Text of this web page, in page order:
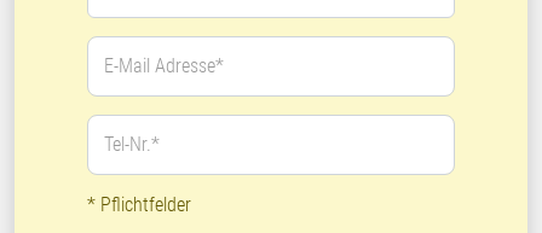
E-Mail Adresse*
Tel-Nr.*
* Pflichtfelder